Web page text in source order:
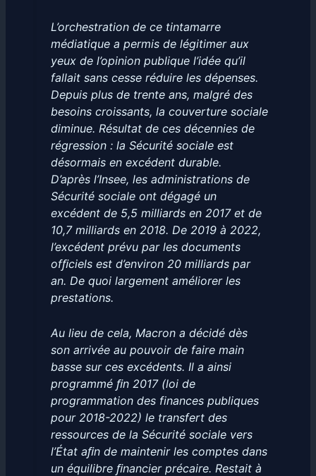
L’orchestration de ce tintamarre
médiatique a permis de légitimer aux
yeux de l’opinion publique l’idée qu’il
fallait sans cesse réduire les dépenses.
Depuis plus de trente ans, malgré des
besoins croissants, la couverture sociale
diminue. Résultat de ces décennies de
régression : la Sécurité sociale est
désormais en excédent durable.
D’après l’Insee, les administrations de
Sécurité sociale ont dégagé un
excédent de 5,5 milliards en 2017 et de
10,7 milliards en 2018. De 2019 à 2022,
l’excédent prévu par les documents
ofﬁciels est d’environ 20 milliards par
an. De quoi largement améliorer les
prestations.
Au lieu de cela, Macron a décidé dès
son arrivée au pouvoir de faire main
basse sur ces excédents. Il a ainsi
programmé ﬁn 2017 (loi de
programmation des finances publiques
pour 2018-2022) le transfert des
ressources de la Sécurité sociale vers
l’État aﬁn de maintenir les comptes dans
un équilibre ﬁnancier précaire. Restait à